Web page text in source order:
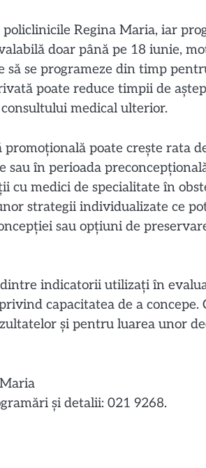
Regina Maria, iar
doar până pe 18 iunie,
să se programeze din timp
poate reduce timpii de
medical ulterior.
poate crește rata
în perioada
cu medici de specialitate în
strategii individualizate ce
sau opțiuni de
indicatorii utilizați în
capacitatea de a concepe.
și pentru luarea unor
și detalii: 021 9268.